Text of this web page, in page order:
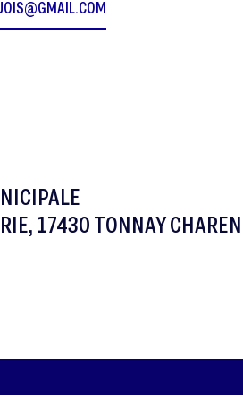
17430 TONNAY